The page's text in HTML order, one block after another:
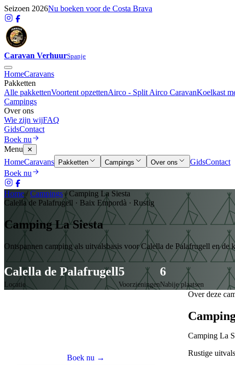
Seizoen 2026Nu boeken voor de Costa Brava
Caravan VerhuurSpanje
HomeCaravans
Pakketten
Alle pakkettenVoortent opzettenAirco - Split Airco CaravanKoelkast
Campings
Over ons
Wie zijn wijFAQ
GidsContact
Boek nu
Menu
✕
HomeCaravans Pakketten Campings Over ons GidsContact
Boek nu
Home/ Campings/ Camping La Siesta
Calella de Palafrugell · Baix Empordà · Rustig
Camping La Siesta
Ontspannen camping als uitvalsbasis voor Calella de Palafrugell en de
Calella de Palafrugell
Locatie
5
Voorzieningen
6
Nabije plaatsen
Boek nu →
Over deze
Camping La
Rustige